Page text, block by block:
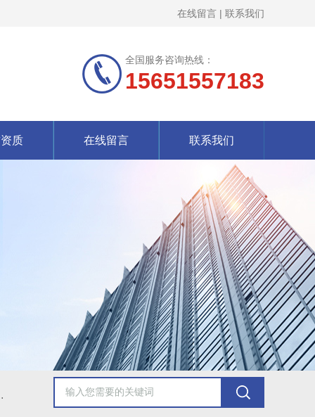
在线留言 | 联系我们
全国服务咨询热线：
15651557183
质 在线留言 联系我们
，钻铣床，滚齿机